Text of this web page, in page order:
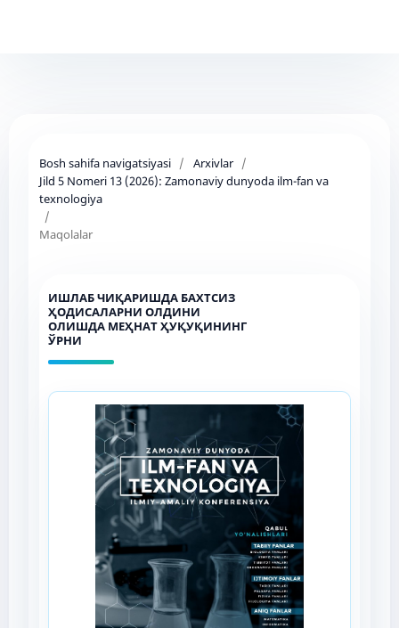
Bosh sahifa navigatsiyasi / Arxivlar /
Jild 5 Nomeri 13 (2026): Zamonaviy dunyoda ilm-fan va
texnologiya
/
Maqolalar
ИШЛАБ ЧИҚАРИШДА БАХТСИЗ
ҲОДИСАЛАРНИ ОЛДИНИ
ОЛИШДА МЕҲНАТ ҲУҚУҚИНИНГ
ЎРНИ